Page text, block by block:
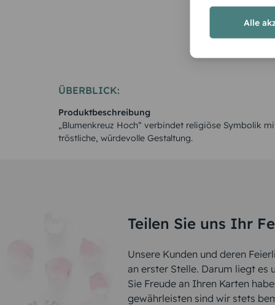
ÜBERBLICK:
Produktbeschreibung
„Blumenkreuz Hoch“ verbindet religiöse Symbolik
tröstliche, würdevolle Gestaltung.
Teilen Sie uns Ihr
Unsere Kunden und deren
an erster Stelle. Darum liegt es
Sie Freude an Ihren Karten
gewährleisten sind wir stets
Alle